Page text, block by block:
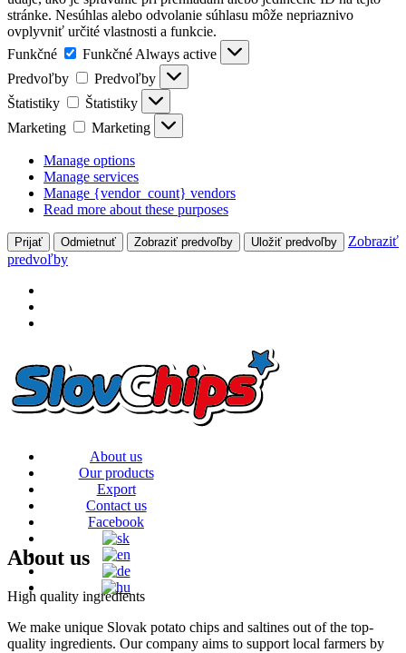
stránke. Nesúhlas alebo odvolanie súhlasu môže nepriaznivo
ovplyvniť určité vlastnosti a funkcie.
Funkčné
Funkčné Always active
Predvoľby
Predvoľby
Štatistiky
Štatistiky
Marketing
Marketing
Manage options
Manage services
Manage {vendor_count} vendors
Read more about these purposes
Prijať Odmietnuť Zobraziť predvoľby Uložiť predvoľby
Zobraziť
predvoľby
About us
Our products
Export
Contact us
Facebook
About us
High quality ingredients
We make unique Slovak potato chips and saltines out of the top-
quality ingredients. Our company aims to support local farmers by